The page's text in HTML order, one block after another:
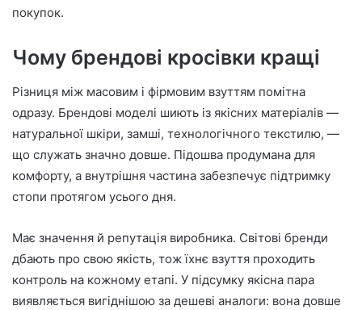
покупок.
Чому брендові кросівки кращі
Різниця між масовим і фірмовим взуттям помітна
одразу. Брендові моделі шиють із якісних матеріалів —
натуральної шкіри, замші, технологічного текстилю, —
що служать значно довше. Підошва продумана для
комфорту, а внутрішня частина забезпечує підтримку
стопи протягом усього дня.
Має значення й репутація виробника. Світові бренди
дбають про свою якість, тож їхнє взуття проходить
контроль на кожному етапі. У підсумку якісна пара
виявляється вигіднішою за дешеві аналоги: вона довше